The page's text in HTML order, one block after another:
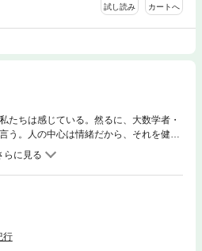
試し読み カートへ
たちは感じている。然るに、大数学者・
う。人の中心は情緒だから、それを健全
、と。さらに、情操を深めるために、人
とも。幼児からの受験勉強、学級崩壊な
える普遍性。名著が新装版に！
行